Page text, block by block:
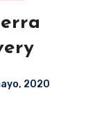
2020